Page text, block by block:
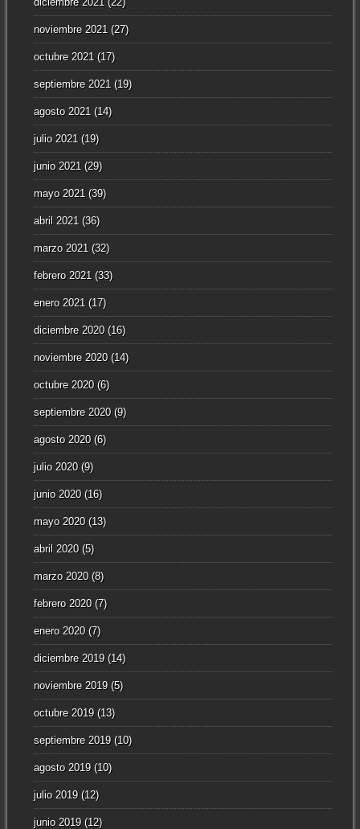
noviembre 2021 (27)
octubre 2021 (17)
septiembre 2021 (19)
agosto 2021 (14)
julio 2021 (19)
junio 2021 (29)
mayo 2021 (39)
abril 2021 (36)
marzo 2021 (32)
febrero 2021 (33)
enero 2021 (17)
diciembre 2020(16)
noviembre 2020(14)
octubre 2020(6)
septiembre 2020(9)
agosto 2020(6)
julio 2020(9)
junio 2020(16)
mayo 2020(13)
abril 2020(5)
marzo 2020(8)
febrero 2020(7)
enero 2020(7)
diciembre 2019(14)
noviembre 2019(5)
octubre 2019(13)
septiembre 2019(10)
agosto 2019(10)
julio 2019(12)
junio 2019(12)